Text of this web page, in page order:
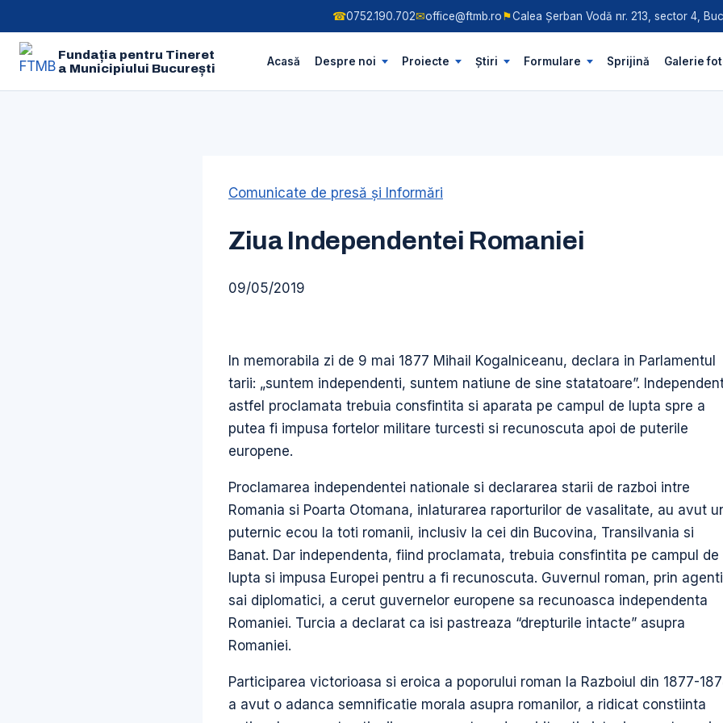
☎0752.190.702✉office@ftmb.ro ⚑Calea Șerban Vodă nr. 213, sector 4,
Fundația pentru Tineret
a Municipiului București
Acasă Despre noi Proiecte Știri Formulare Sprijină Galerie
Comunicate de presă şi Informări
Ziua Independentei Romaniei
09/05/2019
In memorabila zi de 9 mai 1877 Mihail Kogalniceanu, declara in Parlamentul
tarii: „suntem independenti, suntem natiune de sine statatoare”.
astfel proclamata trebuia consfintita si aparata pe campul de lupta spre a
putea fi impusa fortelor militare turcesti si recunoscuta apoi de puterile
europene.
Proclamarea independentei nationale si declararea starii de razboi intre
Romania si Poarta Otomana, inlaturarea raporturilor de vasalitate, au avut
puternic ecou la toti romanii, inclusiv la cei din Bucovina, Transilvania si
Banat. Dar independenta, fiind proclamata, trebuia consfintita pe campul de
lupta si impusa Europei pentru a fi recunoscuta. Guvernul roman, prin
sai diplomatici, a cerut guvernelor europene sa recunoasca independenta
Romaniei. Turcia a declarat ca isi pastreaza “drepturile intacte” asupra
Romaniei.
Participarea victorioasa si eroica a poporului roman la Razboiul din 1877-
a avut o adanca semnificatie morala asupra romanilor, a ridicat constiinta